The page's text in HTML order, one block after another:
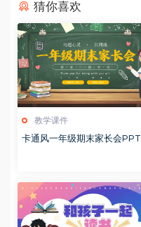
猜你喜欢
教学课件
卡通风一年级期末家长会PPT